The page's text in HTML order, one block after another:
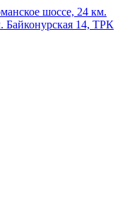
шоссе, 24 км.
Байконурская 14, ТРК